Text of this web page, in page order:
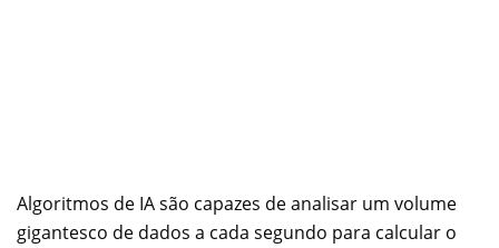
Algoritmos de IA são capazes de analisar um volume
gigantesco de dados a cada segundo para calcular o